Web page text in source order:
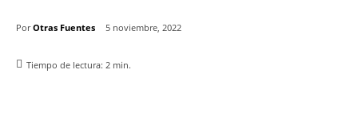
Por Otras Fuentes 5 noviembre, 2022
Tiempo de lectura: 2 min.